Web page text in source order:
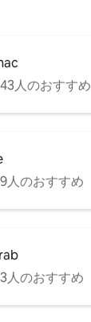
人のおすすめ
人のおすすめ
人のおすすめ